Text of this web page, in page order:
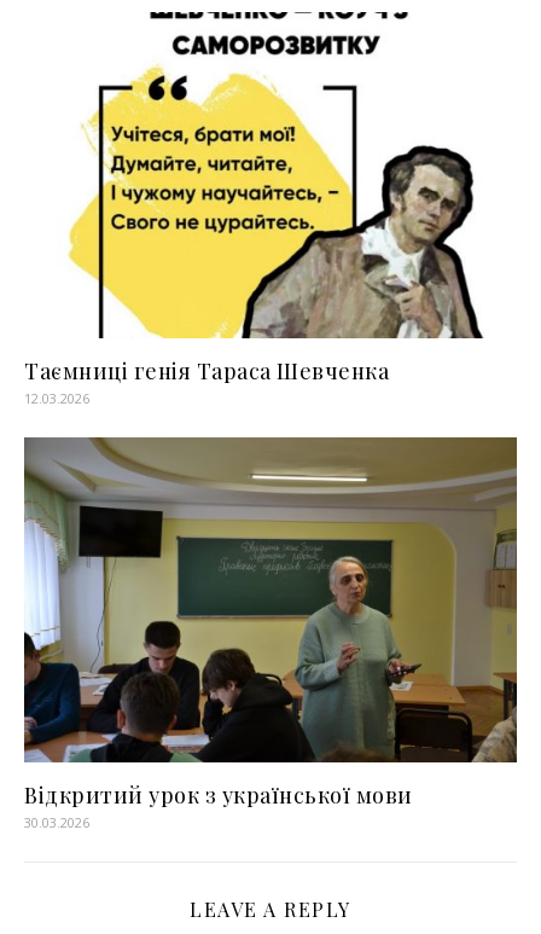
Таємниці генія Тараса Шевченка
12.03.2026
Відкритий урок з української мови
30.03.2026
LEAVE A REPLY